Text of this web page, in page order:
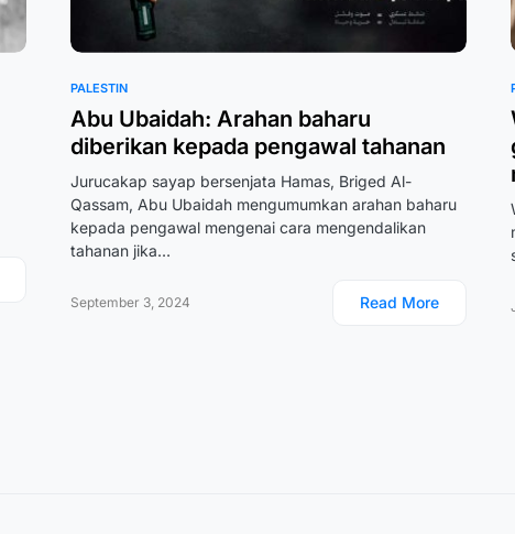
PALESTIN
Abu Ubaidah: Arahan baharu
diberikan kepada pengawal tahanan
Jurucakap sayap bersenjata Hamas, Briged Al-
Qassam, Abu Ubaidah mengumumkan arahan baharu
kepada pengawal mengenai cara mengendalikan
tahanan jika…
September 3, 2024 Read More